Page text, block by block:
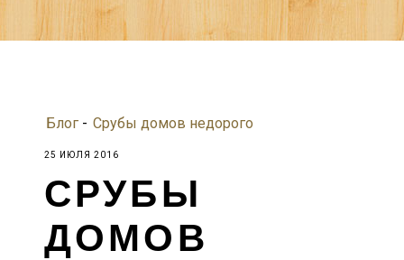
Блог - Срубы домов недорого
25 ИЮЛЯ 2016
СРУБЫ
ДОМОВ